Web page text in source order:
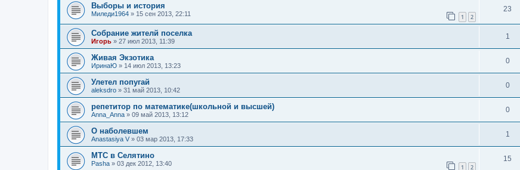
Выборы и история
Миледи1964 » 15 сен 2013, 22:11 1 2
23
Собрание жителй поселка
Игорь » 27 июл 2013, 11:39
1
Живая Экзотика
ИринаЮ » 14 июл 2013, 13:23
0
Улетел попугай
aleksdro » 31 май 2013, 10:42
0
репетитор по математике(школьной и высшей)
Anna_Anna » 09 май 2013, 13:12
0
О наболевшем
Anastasiya V » 03 мар 2013, 17:33
1
МТС в Селятино
Pasha » 03 дек 2012, 13:40 1 2
15